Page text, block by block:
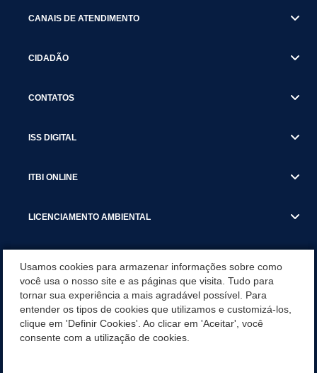
CANAIS DE ATENDIMENTO
CIDADÃO
CONTATOS
ISS DIGITAL
ITBI ONLINE
LICENCIAMENTO AMBIENTAL
SERVIÇOS
SERVIÇOS DO DEPARTAMENTO DE RECEITA MUNICIPAL
Usamos cookies para armazenar informações sobre como
você usa o nosso site e as páginas que visita. Tudo para
tornar sua experiência a mais agradável possível. Para
entender os tipos de cookies que utilizamos e customizá-los,
clique em 'Definir Cookies'. Ao clicar em 'Aceitar', você
consente com a utilização de cookies.